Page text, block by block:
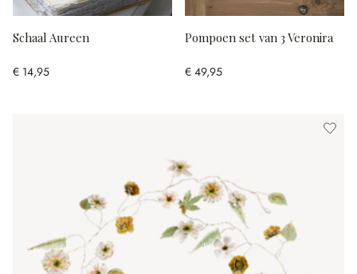
Schaal Aureen
€ 14,95
Pompoen set van 3 Veronira
€ 49,95